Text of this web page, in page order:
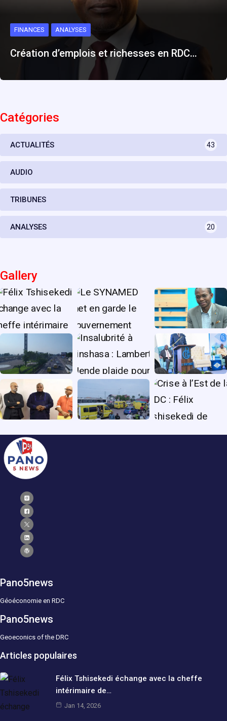
FINANCES ANALYSES
Création d’emplois et richesses en RDC…
Catégories
ACTUALITÉS 43
AUDIO
TRIBUNES
ANALYSES 20
Gallery
Pano5news
Géoéconomie en RDC
Pano5news
Geoeconics of the DRC
Articles populaires
Félix Tshisekedi échange avec la cheffe
intérimaire de…
Jan 14, 2026